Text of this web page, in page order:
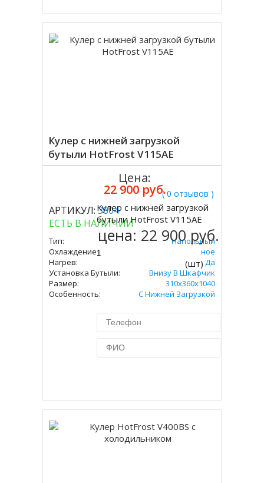
Кулер с нижней загрузкой
бутыли HotFrost V115AE
( 0 отзывов )
АРТИКУЛ:3804
ЕСТЬ В НАЛИЧИИ
Тип:
Напольный
Охлаждение:
Электронное
Нагрев:
Да
Установка Бутыли:
Внизу В Шкафчик
Размер:
310х360х1040
Особенность:
С Нижней Загрузкой
Цена:
22 900 руб.
Купить
Кулер с нижней загрузкой
бутыли HotFrost V115AE
цена: 22 900 руб.
(шт)